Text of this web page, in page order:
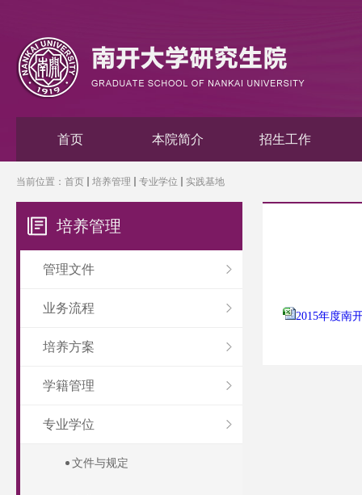
首页 本院简介 招生工作
当前位置： 首页 培养管理 专业学位 实践基地
培养管理
管理文件
业务流程
培养方案
学籍管理
专业学位
文件与规定
2015年度南